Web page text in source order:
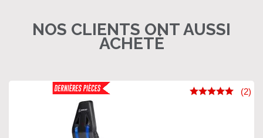
NOS CLIENTS ONT AUSSI
ACHETÉ
(2)